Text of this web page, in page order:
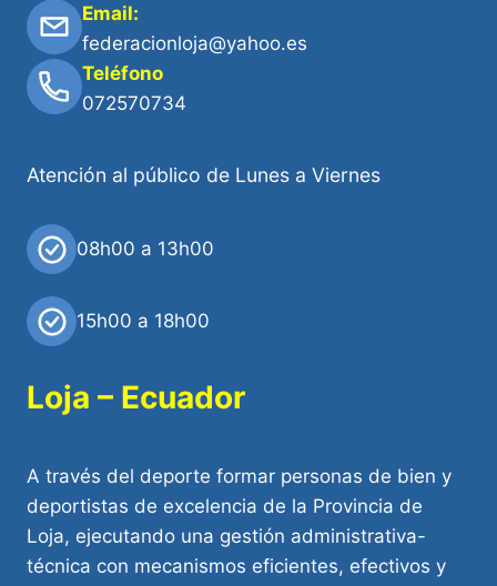
Email:
federacionloja@yahoo.es
Teléfono
072570734
Atención al público de Lunes a Viernes
08h00 a 13h00
15h00 a 18h00
Loja – Ecuador
A través del deporte formar personas de bien y
deportistas de excelencia de la Provincia de
Loja, ejecutando una gestión administrativa-
técnica con mecanismos eficientes, efectivos y